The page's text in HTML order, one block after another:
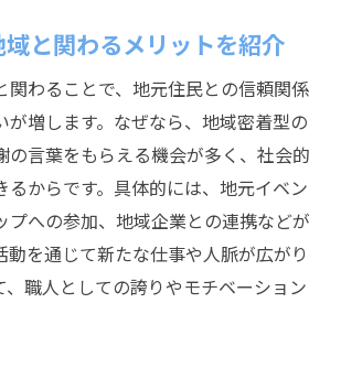
と関わるメリットを紹介
関わることで、地元住民との信頼関係
が増します。なぜなら、地域密着型の
の言葉をもらえる機会が多く、社会的
るからです。具体的には、地元イベン
プへの参加、地域企業との連携などが
動を通じて新たな仕事や人脈が広がり
、職人としての誇りやモチベーション